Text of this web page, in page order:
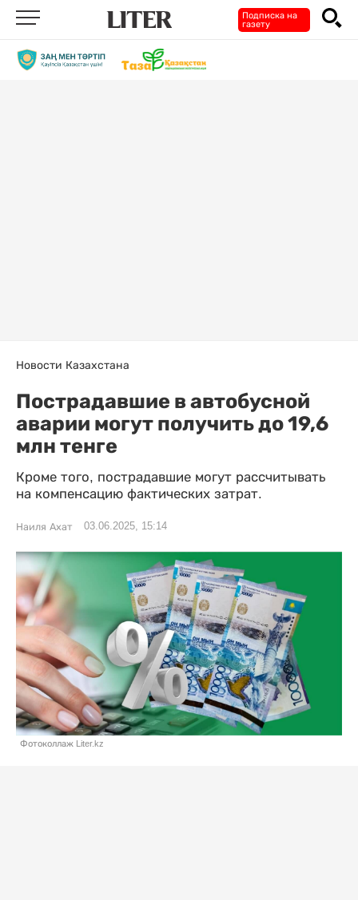
Подписка на
газету
Новости Казахстана
Пострадавшие в автобусной
аварии могут получить до 19,6
млн тенге
Кроме того, пострадавшие могут рассчитывать
на компенсацию фактических затрат.
Наиля Ахат 03.06.2025, 15:14
Фотоколлаж Liter.kz